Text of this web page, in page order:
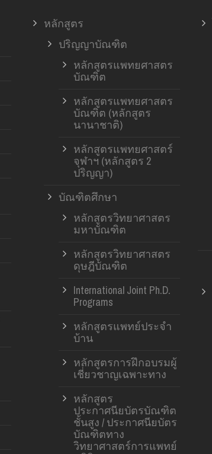
หลักสูตร
ปริญญาบัณฑิต
หลักสูตรแพทยศาสตร
บัณฑิต
หลักสูตรแพทยศาสตร
บัณฑิต (หลักสูตร
นานาชาติ)
หลักสูตรแพทยศาสตร์
จุฬาฯ (หลักสูตร 2
ปริญญา)
บัณฑิตศึกษา
หลักสูตรวิทยาศาสตร
มหาบัณฑิต
หลักสูตรวิทยาศาสตร
ดุษฎีบัณฑิต
International Joint Ph.D.
Programs
หลักสูตรแพทย์ประจำ
บ้าน
หลักสูตรการฝึกอบรมผู้
เชี่ยวชาญเฉพาะทาง
หลักสูตร
ประกาศนียบัตรบัณฑิต
ชั้นสูง / ประกาศนียบัตร
บัณฑิตทาง
วิทยาศาสตร์การแพทย์